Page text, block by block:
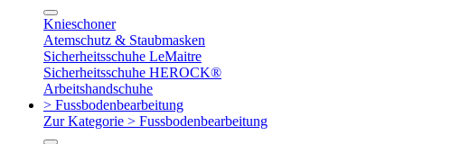
Knieschoner
Atemschutz & Staubmasken
Sicherheitsschuhe LeMaitre
Sicherheitsschuhe HEROCK®
Arbeitshandschuhe
> Fussbodenbearbeitung
Zur Kategorie > Fussbodenbearbeitung